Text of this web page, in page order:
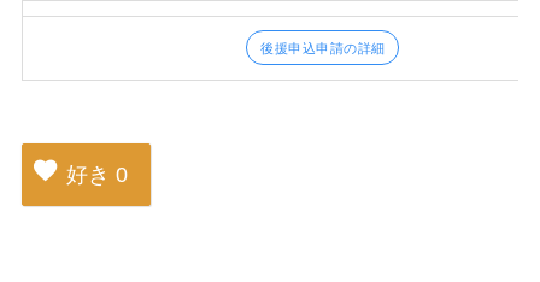
後援申込申請の詳細
好き 0